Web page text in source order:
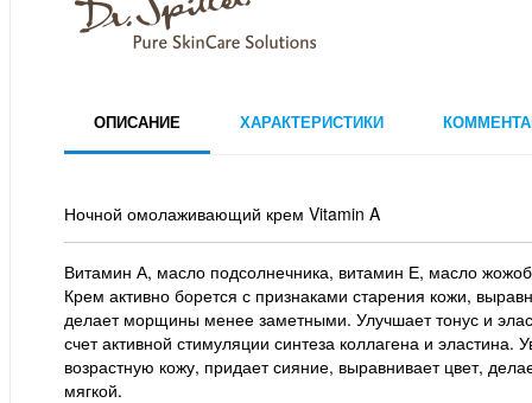
ОПИСАНИЕ ХАРАКТЕРИСТИКИ
Ночной омолаживающий крем Vitamin A
Витамин А, масло подсолнечника, витамин Е, масло
Крем активно борется с признаками старения кожи,
делает морщины менее заметными. Улучшает тонус и
счет активной стимуляции синтеза коллагена и эластина.
возрастную кожу, придает сияние, выравнивает цвет,
мягкой.